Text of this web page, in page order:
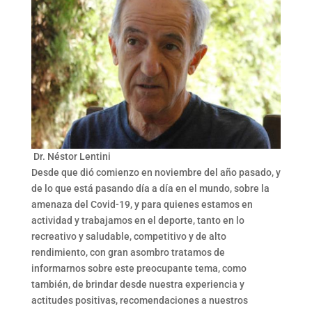
Dr. Néstor Lentini
Desde que dió comienzo en noviembre del año pasado, y
de lo que está pasando día a día en el mundo, sobre la
amenaza del Covid-19, y para quienes estamos en
actividad y trabajamos en el deporte, tanto en lo
recreativo y saludable, competitivo y de alto
rendimiento, con gran asombro tratamos de
informarnos sobre este preocupante tema, como
también, de brindar desde nuestra experiencia y
actitudes positivas, recomendaciones a nuestros